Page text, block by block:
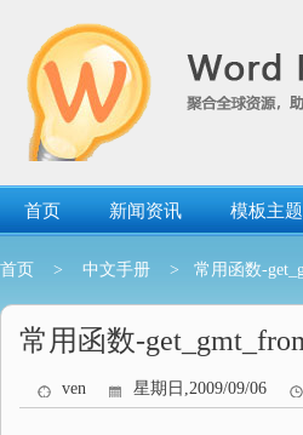
首页 新闻资讯 模板主题
首页 > 中文手册 > 常用函数-
常用函数-
ven 星期日,2009/09/06